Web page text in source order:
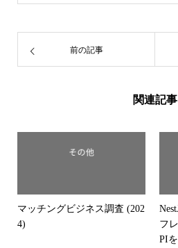
前の記事
関連記事
マッチングビジネス調査 (202
4)
フ
PI